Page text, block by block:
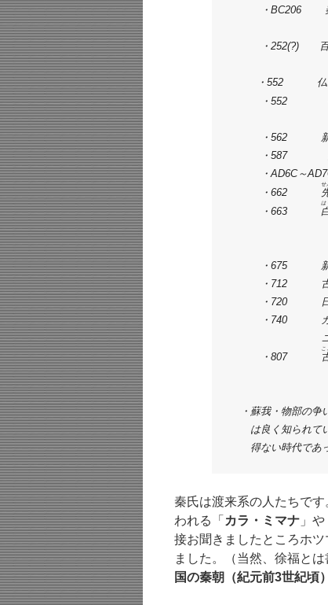
・BC206　　
※秦は極め
・252(?)　　百済
※七支刀は
・552　　 　仏教
・552　　　　中
※蠕蠕にユダヤ
・562　　　 新
・587　　　　
・AD6C～AD7C
・662
せ
・663
は
※日本が外国勢
白村江の戦い
・675　　　
・712　　　 古
・720　　　 日
・740　　　 カザ
ユダヤ人
・807
・蘇我・物部の争
は良く知られてい
得ない時代であっ
秦氏は渡来系の人たちで
われる「 カラ・ミマナ 」や
接お聞きましたところホ
ました。（当然、徐福と
国の秦朝（紀元前3世紀頃